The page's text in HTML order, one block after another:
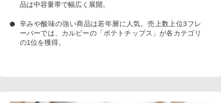
品は中容量帯で幅広く展開。
辛みや酸味の強い商品は若年層に人気。売上数上位3フレ
ーバーでは、カルビーの「ポテトチップス」が各カテゴリ
の1位を獲得。